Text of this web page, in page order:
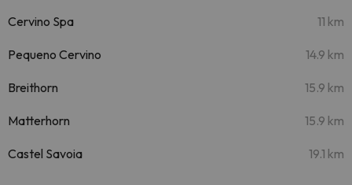
Cervino Spa 11 km
Pequeno Cervino 14.9 km
Breithorn 15.9 km
Matterhorn 15.9 km
Castel Savoia 19.1 km